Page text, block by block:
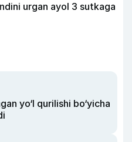
urgan ayol 3 sutkaga
yo‘l qurilishi bo‘yicha